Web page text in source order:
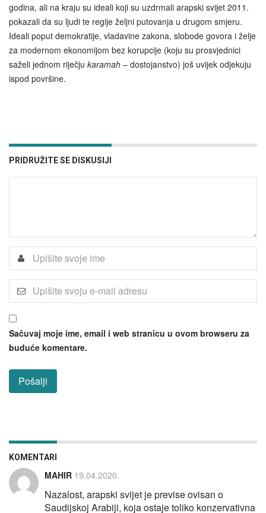
godina, ali na kraju su ideali koji su uzdrmali arapski svijet 2011.
pokazali da su ljudi te regije željni putovanja u drugom smjeru.
Ideali poput demokratije, vladavine zakona, slobode govora i želje
za modernom ekonomijom bez korupcije (koju su prosvjednici
saželi jednom riječju karamah – dostojanstvo) još uvijek odjekuju
ispod površine.
PRIDRUŽITE SE DISKUSIJI
Sačuvaj moje ime, email i web stranicu u ovom browseru za
buduće komentare.
KOMENTARI
MAHIR 19.04.2020.
Nazalost, arapski svijet je previse ovisan o
Saudijskoj Arabiji, koja ostaje toliko konzervativna